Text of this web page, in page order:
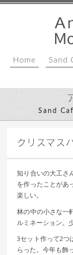
Home Sand
Sand
クリスマス
知り合いの大工さ
を作ったことがあ
楽しい。
林の中の小さな一
ルミネーション。
3セット作って2つ
らった。今年も飾